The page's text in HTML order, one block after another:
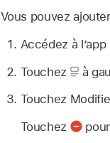
Vous pouvez
Accédez à l’app
Touchez
à
Touchez
Touchez
pour